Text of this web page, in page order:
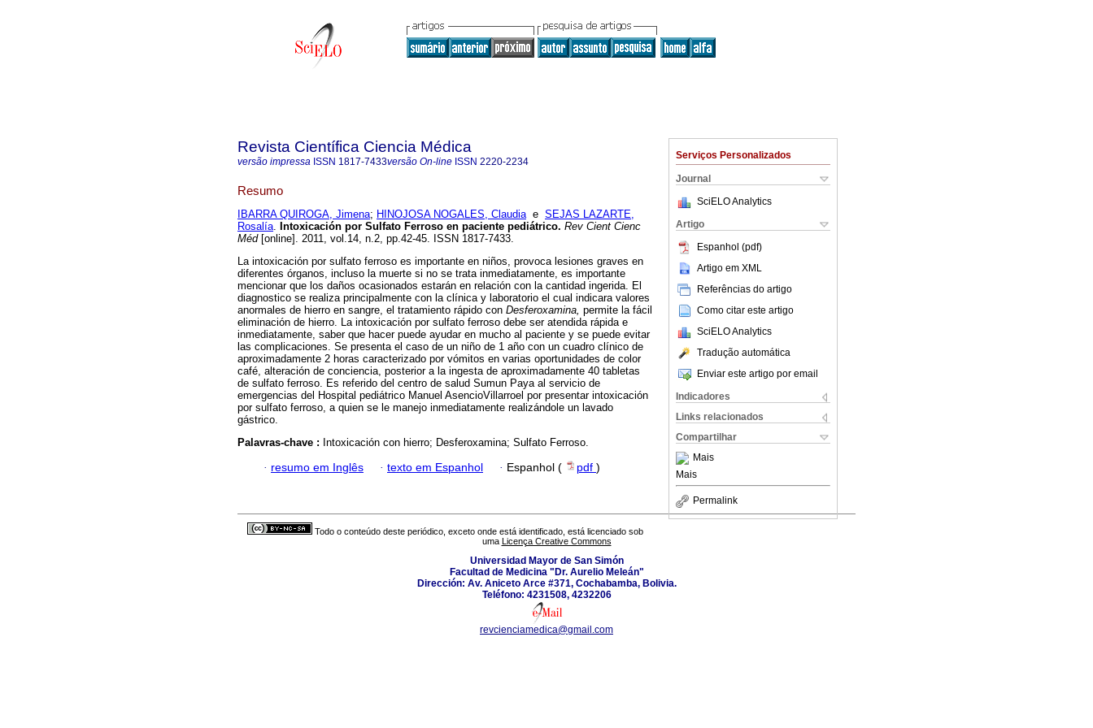
Serviços Personalizados
Journal
SciELO Analytics
Artigo
Espanhol (pdf)
Artigo em XML
Referências do artigo
Como citar este artigo
SciELO Analytics
Tradução automática
Enviar este artigo por email
Indicadores
Links relacionados
Compartilhar
Mais
Mais
Permalink
Revista Científica Ciencia Médica
versão impressa ISSN 1817-7433versão On-line ISSN 2220-2234
Resumo
IBARRA QUIROGA, Jimena; HINOJOSA NOGALES, Claudiae SEJAS LAZARTE,
Rosalía. Intoxicación por Sulfato Ferroso en paciente pediátrico. Rev Cient Cienc
Méd[online]. 2011, vol.14, n.2, pp.42-45. ISSN 1817-7433.
La intoxicación por sulfato ferroso es importante en niños, provoca lesiones graves en
diferentes órganos, incluso la muerte si no se trata inmediatamente, es importante
mencionar que los daños ocasionados estarán en relación con la cantidad ingerida. El
diagnostico se realiza principalmente con la clínica y laboratorio el cual indicara valores
anormales de hierro en sangre, el tratamiento rápido con Desferoxamina, permite la fácil
eliminación de hierro. La intoxicación por sulfato ferroso debe ser atendida rápida e
inmediatamente, saber que hacer puede ayudar en mucho al paciente y se puede evitar
las complicaciones. Se presenta el caso de un niño de 1 año con un cuadro clínico de
aproximadamente 2 horas caracterizado por vómitos en varias oportunidades de color
café, alteración de conciencia, posterior a la ingesta de aproximadamente 40 tabletas
de sulfato ferroso. Es referido del centro de salud Sumun Paya al servicio de
emergencias del Hospital pediátrico Manuel AsencioVillarroel por presentar intoxicación
por sulfato ferroso, a quien se le manejo inmediatamente realizándole un lavado
gástrico.
Palavras-chave : Intoxicación con hierro; Desferoxamina; Sulfato Ferroso.
· resumo em Inglês · texto em Espanhol · Espanhol ( pdf )
Todo o conteúdo deste periódico, exceto onde está identificado, está licenciado sob
uma Licença Creative Commons
Universidad Mayor de San Simón
Facultad de Medicina "Dr. Aurelio Meleán"
Dirección: Av. Aniceto Arce #371, Cochabamba, Bolivia.
Teléfono: 4231508, 4232206
revcienciamedica@gmail.com